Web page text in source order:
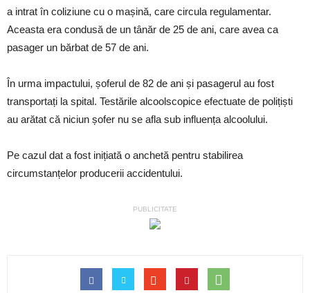
a intrat în coliziune cu o mașină, care circula regulamentar.
Aceasta era condusă de un tânăr de 25 de ani, care avea ca
pasager un bărbat de 57 de ani.
În urma impactului, șoferul de 82 de ani și pasagerul au fost
transportați la spital. Testările alcoolscopice efectuate de polițiști
au arătat că niciun șofer nu se afla sub influența alcoolului.
Pe cazul dat a fost inițiată o anchetă pentru stabilirea
circumstanțelor producerii accidentului.
PUBLICITATE